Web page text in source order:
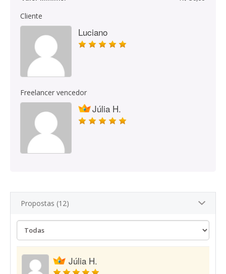
Cliente
Luciano
Freelancer vencedor
Júlia H.
Propostas (12)
Júlia H.